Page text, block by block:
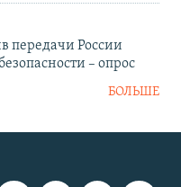
передачи России
– опрос
БОЛЬШЕ